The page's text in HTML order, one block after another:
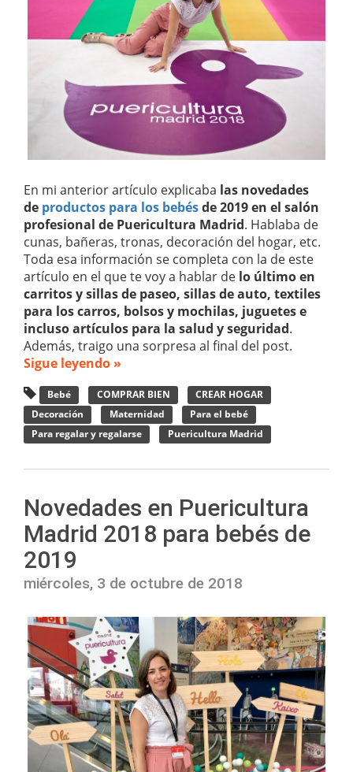
En mi anterior artículo explicaba las novedades
de productos para los bebésde 2019 en el salón
profesional de Puericultura Madrid. Hablaba de
cunas, bañeras, tronas, decoración del hogar, etc.
Toda esa información se completa con la de este
artículo en el que te voy a hablar de lo último en
carritos y sillas de paseo, sillas de auto, textiles
para los carros, bolsos y mochilas, juguetes e
incluso artículos para la salud y seguridad.
Además, traigo una sorpresa al final del post.
Sigue leyendo »
Bebé COMPRAR BIEN
CREAR HOGAR
Decoración
Maternidad
Para el bebé
Para regalar y regalarse
Puericultura Madrid
Novedades en Puericultura
Madrid 2018 para bebés de
2019
miércoles, 3 de octubre de 2018